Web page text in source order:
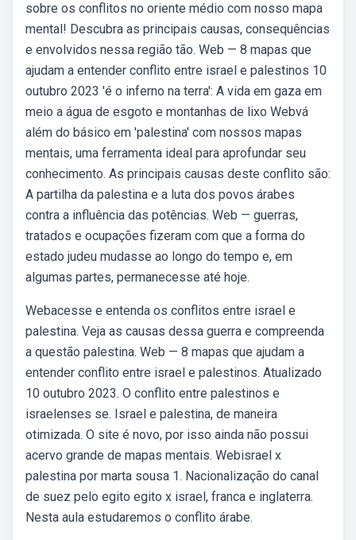
sobre os conflitos no oriente médio com nosso mapa
mental! Descubra as principais causas, consequências
e envolvidos nessa região tão. Web — 8 mapas que
ajudam a entender conflito entre israel e palestinos 10
outubro 2023 'é o inferno na terra': A vida em gaza em
meio a água de esgoto e montanhas de lixo Webvá
além do básico em 'palestina' com nossos mapas
mentais, uma ferramenta ideal para aprofundar seu
conhecimento. As principais causas deste conflito são:
A partilha da palestina e a luta dos povos árabes
contra a influência das potências. Web — guerras,
tratados e ocupações fizeram com que a forma do
estado judeu mudasse ao longo do tempo e, em
algumas partes, permanecesse até hoje.
Webacesse e entenda os conflitos entre israel e
palestina. Veja as causas dessa guerra e compreenda
a questão palestina. Web — 8 mapas que ajudam a
entender conflito entre israel e palestinos. Atualizado
10 outubro 2023. O conflito entre palestinos e
israelenses se. Israel e palestina, de maneira
otimizada. O site é novo, por isso ainda não possui
acervo grande de mapas mentais. Webisrael x
palestina por marta sousa 1. Nacionalização do canal
de suez pelo egito egito x israel, franca e inglaterra.
Nesta aula estudaremos o conflito árabe.